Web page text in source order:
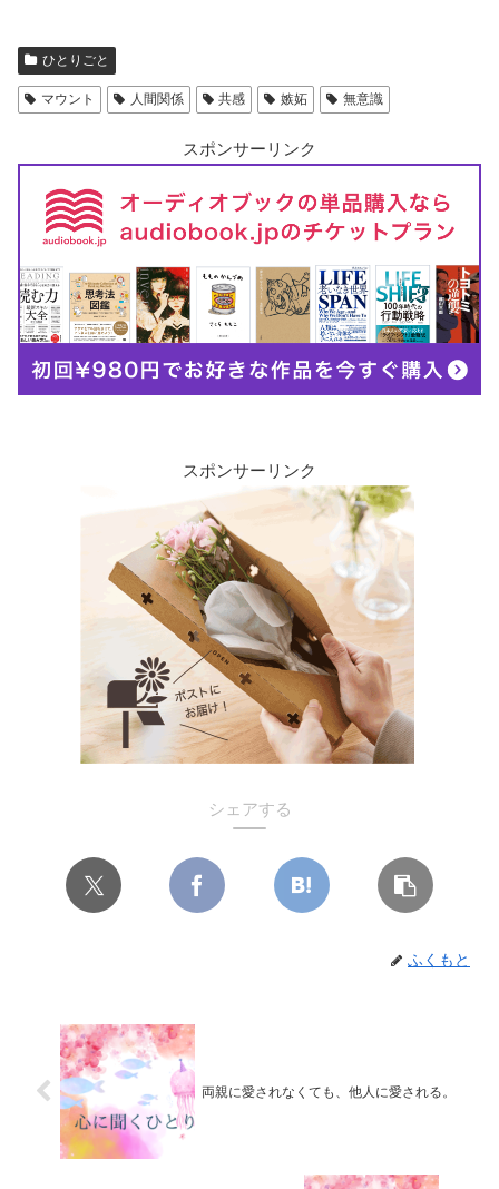
ひとりごと
マウント 人間関係 共感 嫉妬 無意識
スポンサーリンク
スポンサーリンク
シェアする
ふくもと
両親に愛されなくても、他人に愛される。